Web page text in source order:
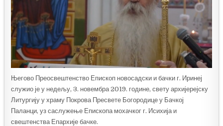
Његово Преосвештенство Епископ новосадски и бачки г. Иринеј
служио је у недељу, 3. новембра 2019. године, свету архијерејску
Литургију у храму Покрова Пресвете Богородице у Бачкој
Паланци, уз саслужење Епископа мохачког г. Исихија и
свештенства Епархије бачке.